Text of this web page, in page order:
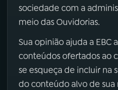
sociedade com a
meio das Ouvidorias.
Sua opinião ajuda a EBC
conteúdos ofertados ao
se esqueça de incluir na
do conteúdo alvo de sua